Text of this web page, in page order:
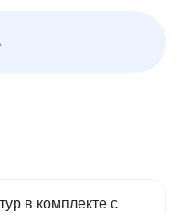
в комплекте с